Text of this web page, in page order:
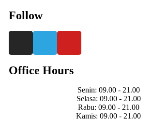
Follow
Office Hours
Senin: 09.00 - 21.00
Selasa: 09.00 - 21.00
Rabu: 09.00 - 21.00
Kamis: 09.00 - 21.00